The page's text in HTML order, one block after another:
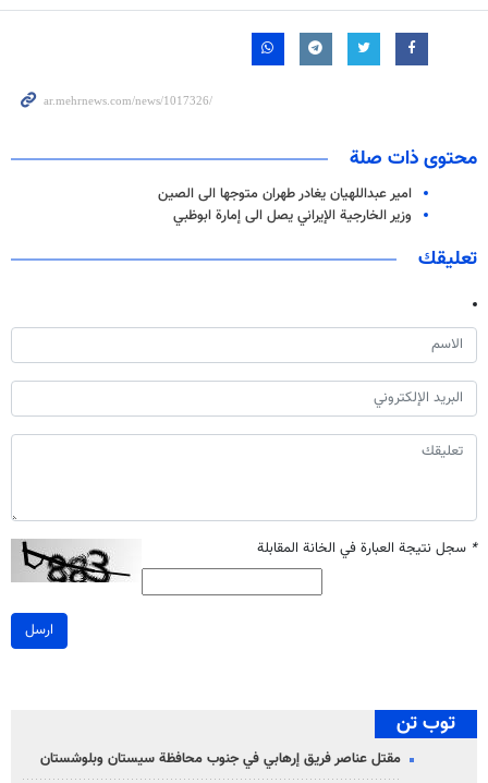
محتوى ذات صلة
امير عبداللهيان يغادر طهران متوجها الى الصين
وزير الخارجية الإيراني يصل الى إمارة ابوظبي
تعليقك
* سجل نتيجة العبارة في الخانة المقابلة
ارسل
توب تن
مقتل عناصر فريق إرهابي في جنوب محافظة سيستان وبلوشستان